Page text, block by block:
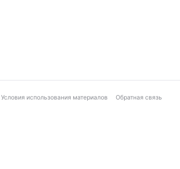
Условия использования материалов Обратная связь